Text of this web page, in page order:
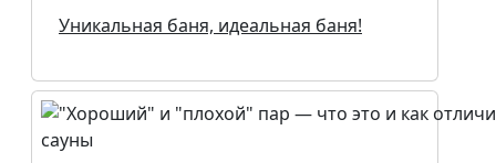
Уникальная баня, идеальная баня!